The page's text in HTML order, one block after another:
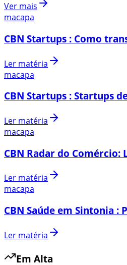
Ver mais
macapa
CBN Startups : Como
Ler matéria
macapa
CBN Startups : Startups
Ler matéria
macapa
CBN Radar do
Ler matéria
macapa
CBN Saúde em Sintonia :
Ler matéria
Em Alta